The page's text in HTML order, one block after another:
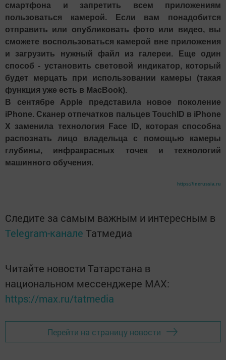
смартфона и запретить всем приложениям
пользоваться камерой. Если вам понадобится
отправить или опубликовать фото или видео, вы
сможете воспользоваться камерой вне приложения
и загрузить нужный файл из галереи. Еще один
способ - установить световой индикатор, который
будет мерцать при использовании камеры (такая
функция уже есть в MacBook).
В сентябре Apple представила новое поколение
iPhone. Сканер отпечатков пальцев TouchID в iPhone
X заменила технология Face ID, которая способна
распознать лицо владельца с помощью камеры
глубины, инфракрасных точек и технологий
машинного обучения.
https://incrussia.ru
Следите за самым важным и интересным в
Telegram-канале Татмедиа
Читайте новости Татарстана в
национальном мессенджере MАХ:
https://max.ru/tatmedia
Перейти на страницу новости